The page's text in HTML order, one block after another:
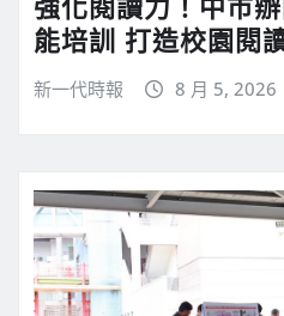
能培訓 打造校園閱
新一代時報 8 月 5, 2026